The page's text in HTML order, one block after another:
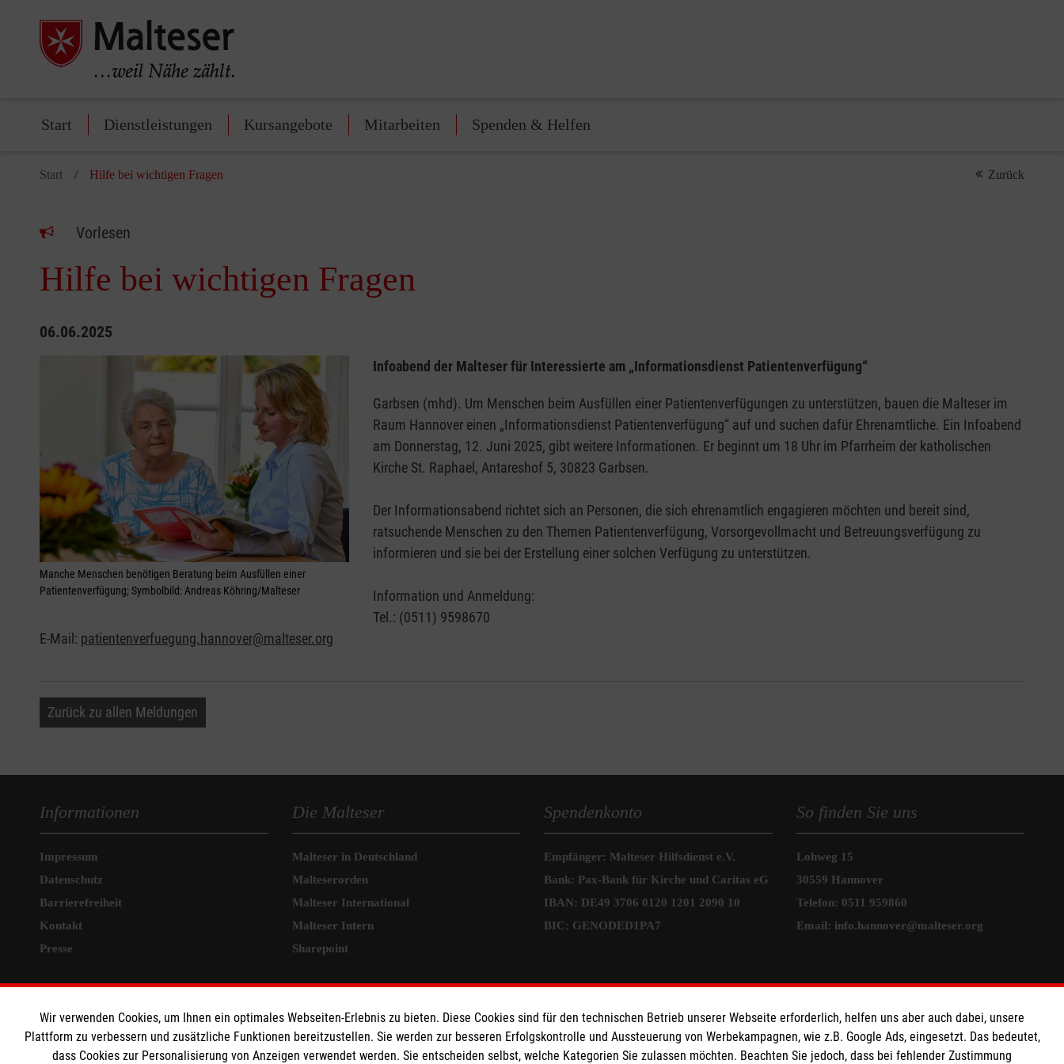
Start Dienstleistungen Kursangebote Mitarbeiten Spenden & Helfen
Start Hilfe bei wichtigen Fragen Zurück
Vorlesen
Hilfe bei wichtigen Fragen
06.06.2025
Manche Menschen benötigen Beratung beim Ausfüllen einer
Patientenverfügung; Symbolbild: Andreas Köhring/Malteser
Infoabend der Malteser für Interessierte am „Informationsdienst Patientenverfügung“
Garbsen (mhd). Um Menschen beim Ausfüllen einer Patientenverfügungen zu unterstützen, bauen die Malteser im
Raum Hannover einen „Informationsdienst Patientenverfügung“ auf und suchen dafür Ehrenamtliche. Ein Infoabend
am Donnerstag, 12. Juni 2025, gibt weitere Informationen. Er beginnt um 18 Uhr im Pfarrheim der katholischen
Kirche St. Raphael, Antareshof 5, 30823 Garbsen.
Der Informationsabend richtet sich an Personen, die sich ehrenamtlich engagieren möchten und bereit sind,
ratsuchende Menschen zu den Themen Patientenverfügung, Vorsorgevollmacht und Betreuungsverfügung zu
informieren und sie bei der Erstellung einer solchen Verfügung zu unterstützen.
Information und Anmeldung:
Tel.: (0511) 9598670
E-Mail: patientenverfuegung.hannover@malteser.org
Zurück zu allen Meldungen
Informationen
Impressum
Datenschutz
Barrierefreiheit
Kontakt
Presse
MPG Ansprechpartner
Den Beauftragten für
Medizinproduktesicherheit im Malteser
Die Malteser
Malteser in Deutschland
Malteserorden
Malteser International
Malteser Intern
Sharepoint
Spendenkonto
Empfänger: Malteser Hilfsdienst e.V.
Bank: Pax-Bank für Kirche und Caritas eG
IBAN: DE49 3706 0120 1201 2090 10
BIC: GENODED1PA7
So finden Sie uns
Lohweg 15
30559 Hannover
Telefon: 0511 959860
Email: info.hannover@malteser.org
Wir verwenden Cookies, um Ihnen ein optimales Webseiten-Erlebnis zu bieten. Diese Cookies sind für den technischen Betrieb unserer Webseite erforderlich, helfen uns aber auch dabei, unsere
Plattform zu verbessern und zusätzliche Funktionen bereitzustellen. Sie werden zur besseren Erfolgskontrolle und Aussteuerung von Werbekampagnen, wie z.B. Google Ads, eingesetzt. Das bedeutet,
dass Cookies zur Personalisierung von Anzeigen verwendet werden. Sie entscheiden selbst, welche Kategorien Sie zulassen möchten. Beachten Sie jedoch, dass bei fehlender Zustimmung